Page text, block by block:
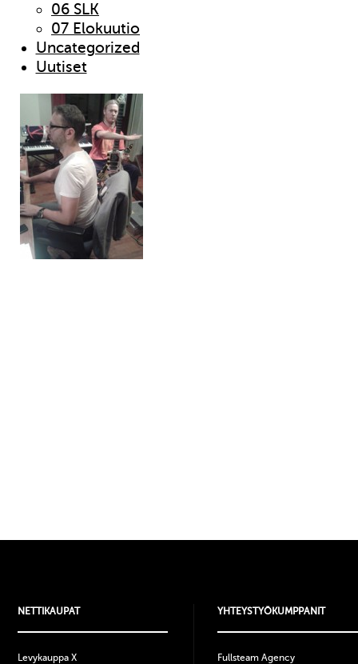
06 SLK
07 Elokuutio
Uncategorized
Uutiset
NETTIKAUPAT
Levykauppa X
YHTEYSTYÖKUMPPANIT
Fullsteam Agency